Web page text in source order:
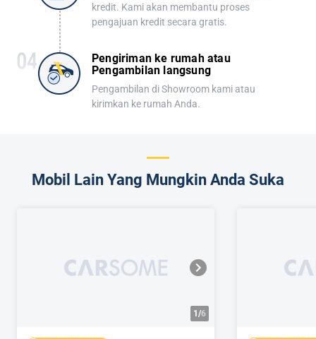
kredit. Kami akan membantu proses
pengajuan kredit secara gratis.
Pengiriman ke rumah atau
Pengambilan langsung
Pengambilan di Showroom kami atau
kirimkan ke rumah Anda.
Mobil Lain Yang Mungkin Anda Suka
1/6